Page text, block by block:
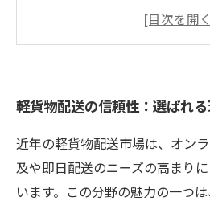
軽貨物配送を選ぶべき理由
軽貨物配送の信頼性：選ばれ
近年の軽貨物配送市場は、オン
及や即日配送のニーズの高まり
います。この分野の魅力の一つ